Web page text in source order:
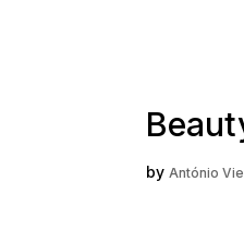
by António